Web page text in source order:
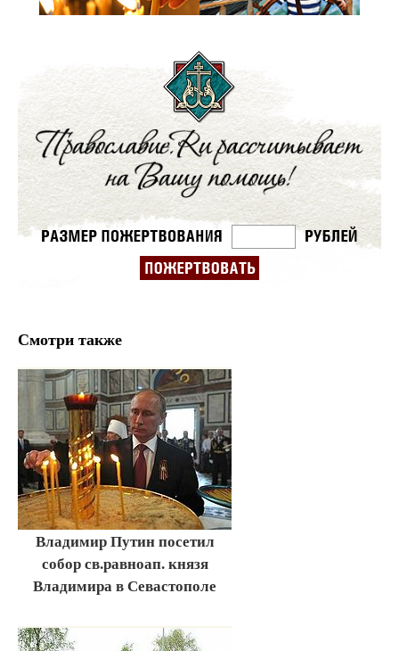
Смотри также
Владимир Путин посетил
собор св.равноап. князя
Владимира в Севастополе